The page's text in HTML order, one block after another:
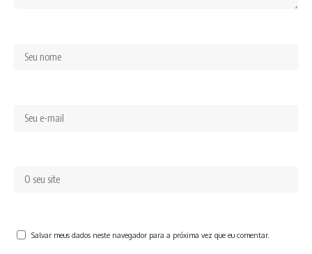
Salvar meus dados neste navegador para a próxima vez que eu comentar.